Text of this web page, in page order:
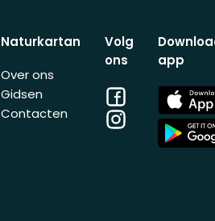
Naturkartan
Over ons
Gidsen
Contacten
Volg
ons
Facebook
Instagram
app
App
Store
App
Store